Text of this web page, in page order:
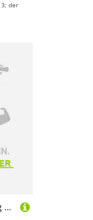
der
Nnormal Tomir Trail Running Shoes Grau EU 40 Mann